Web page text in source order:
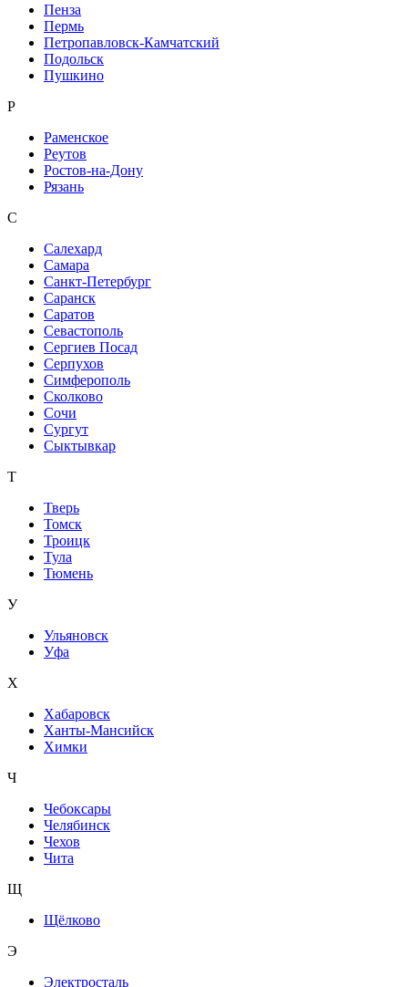
Пенза
Пермь
Петропавловск-Камчатский
Подольск
Пушкино
Р
Раменское
Реутов
Ростов-на-Дону
Рязань
С
Салехард
Самара
Санкт-Петербург
Саранск
Саратов
Севастополь
Сергиев Посад
Серпухов
Симферополь
Сколково
Сочи
Сургут
Сыктывкар
Т
Тверь
Томск
Троицк
Тула
Тюмень
У
Ульяновск
Уфа
Х
Хабаровск
Ханты-Мансийск
Химки
Ч
Чебоксары
Челябинск
Чехов
Чита
Щ
Щёлково
Э
Электросталь